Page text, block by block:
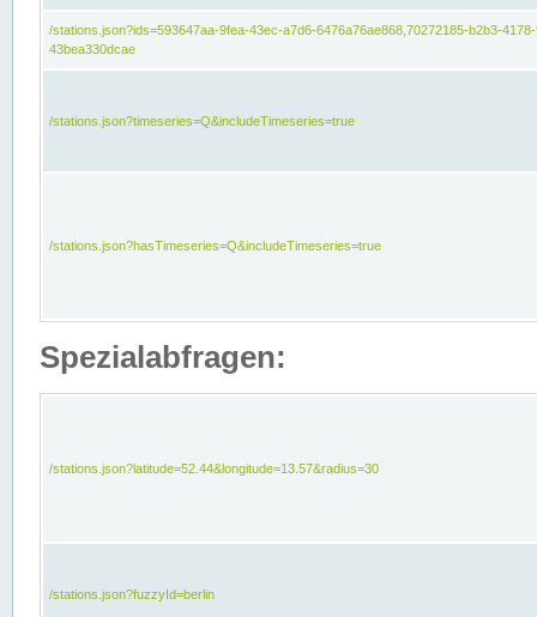
/stations.json?ids=593647aa-9fea-43ec-a7d6-6476a76ae868,70272185-b2b3-
43bea330dcae
/stations.json?timeseries=Q&includeTimeseries=true
/stations.json?hasTimeseries=Q&includeTimeseries=true
Spezialabfragen:
/stations.json?latitude=52.44&longitude=13.57&radius=30
/stations.json?fuzzyId=berlin